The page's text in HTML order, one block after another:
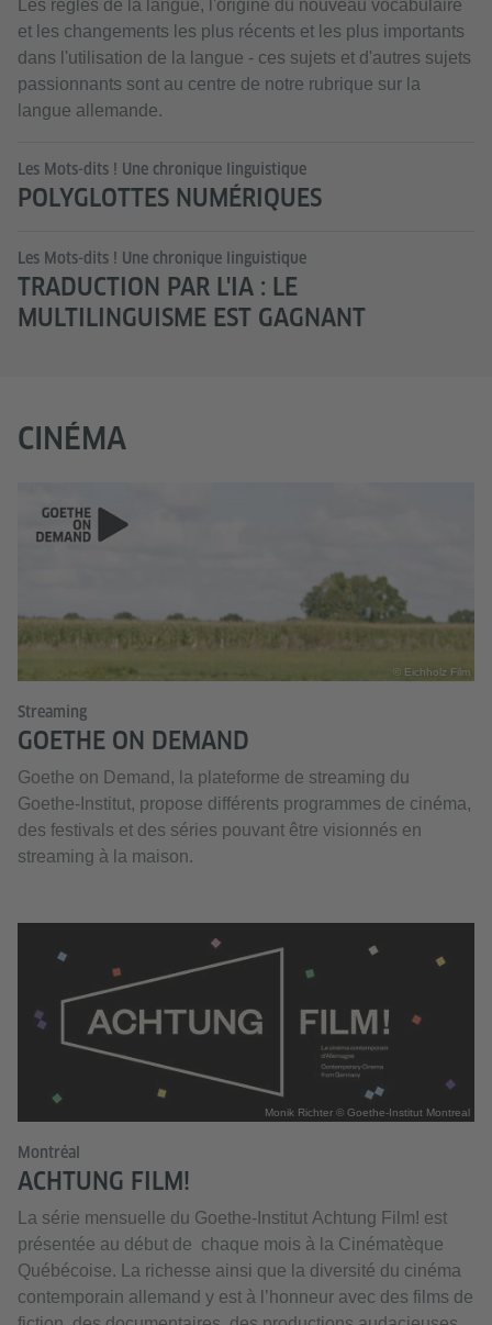
Les règles de la langue, l'origine du nouveau vocabulaire
et les changements les plus récents et les plus importants
dans l'utilisation de la langue - ces sujets et d'autres sujets
passionnants sont au centre de notre rubrique sur la
langue allemande.
Les Mots-dits ! Une chronique linguistique
POLYGLOTTES NUMÉRIQUES
Les Mots-dits ! Une chronique linguistique
TRADUCTION PAR L'IA : LE
MULTILINGUISME EST GAGNANT
CINÉMA
© Eichholz Film
Streaming
GOETHE ON DEMAND
Goethe on Demand, la plateforme de streaming du
Goethe-Institut, propose différents programmes de cinéma,
des festivals et des séries pouvant être visionnés en
streaming à la maison.
Monik Richter © Goethe-Institut Montreal
Montréal
ACHTUNG FILM!
La série mensuelle du Goethe-Institut Achtung Film! est
présentée au début de chaque mois à la Cinématèque
Québécoise. La richesse ainsi que la diversité du cinéma
contemporain allemand y est à l’honneur avec des films de